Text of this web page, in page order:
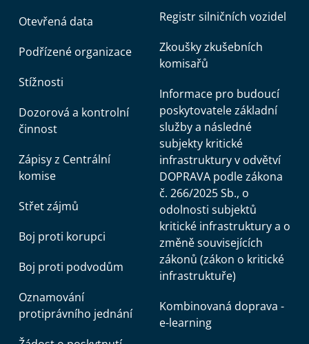
Otevřená data
Podřízené organizace
Stížnosti
Dozorová a kontrolní
činnost
Zápisy z Centrální
komise
Střet zájmů
Boj proti korupci
Boj proti podvodům
Oznamování
protiprávního jednání
Registr silničních vozidel
Zkoušky zkušebních
komisařů
Informace pro budoucí
poskytovatele základní
služby a následné
subjekty kritické
infrastruktury v odvětví
DOPRAVA podle zákona
č. 266/2025 Sb., o
odolnosti subjektů
kritické infrastruktury a o
změně souvisejících
zákonů (zákon o kritické
infrastruktuře)
Kombinovaná doprava -
e-learning